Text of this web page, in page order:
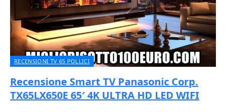
RECENSIONI TV 65 POLLICI
Recensione Smart TV Panasonic Corp.
TX65LX650E 65′ 4K ULTRA HD LED WIFI